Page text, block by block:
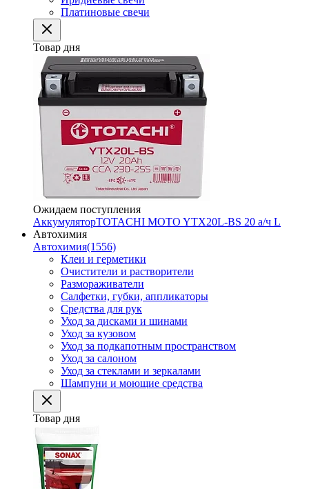
Платиновые свечи
Товар дня
Ожидаем поступления
АккумуляторTOTACHI MOTO YTX20L-BS 20 а/ч L
Автохимия
Автохимия(1556)
Клеи и герметики
Очистители и растворители
Размораживатели
Салфетки, губки, аппликаторы
Средства для рук
Уход за дисками и шинами
Уход за кузовом
Уход за подкапотным пространством
Уход за салоном
Уход за стеклами и зеркалами
Шампуни и моющие средства
Товар дня